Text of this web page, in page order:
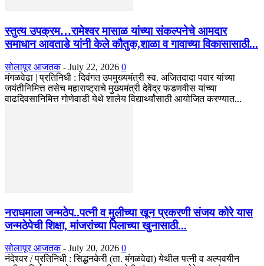
स्तुत्य उपक्रम…रामेश्वर मासाळ यांच्या संकल्पनेचे आमदार
समाधान आवताडे यांनी केले कौतुक,शाळा व गावाच्या विकासासाठी...
सोलापूर आजतक - July 22, 2026 0
मंगळवेढा | प्रतिनिधी : दिवंगत उपमुख्यमंत्री स्व. अजितदादा पवार यांच्या
जयंतीनिमित्त तसेच महाराष्ट्राचे मुख्यमंत्री देवेंद्र फडणवीस यांच्या
वाढदिवसानिमित्त गोणेवाडी येथे शालेय विद्यार्थ्यांसाठी आयोजित करण्यात...
नराधमाला जन्मठेप..पत्नी व मुलीच्या खून प्रकरणी संजय कोरे यास
जन्मठेपेची शिक्षा, मांजरांच्या पिलाच्या खुनासाठी...
सोलापूर आजतक - July 20, 2026 0
नंदेश्वर / प्रतिनिधी : सिद्धनकेरी (ता. मंगळवेढा) येथील पत्नी व अल्पवयीन